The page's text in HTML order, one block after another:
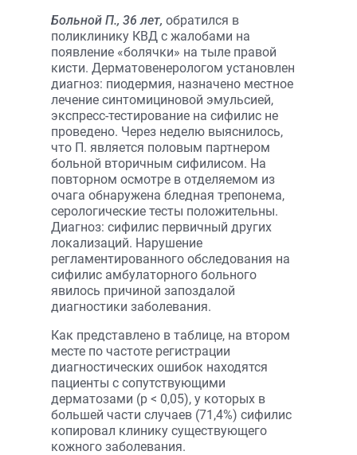
Больной П., 36 лет, обратился в
поликлинику КВД с жалобами на
появление «болячки» на тыле правой
кисти. Дерматовенерологом установлен
диагноз: пиодермия, назначено местное
лечение синтомициновой эмульсией,
экспресс-тестирование на сифилис не
проведено. Через неделю выяснилось,
что П. является половым партнером
больной вторичным сифилисом. На
повторном осмотре в отделяемом из
очага обнаружена бледная трепонема,
серологические тесты положительны.
Диагноз: сифилис первичный других
локализаций. Нарушение
регламентированного обследования на
сифилис амбулаторного больного
явилось причиной запоздалой
диагностики заболевания.
Как представлено в таблице, на втором
месте по частоте регистрации
диагностических ошибок находятся
пациенты с сопутствующими
дерматозами (р < 0,05), у которых в
большей части случаев (71,4%) сифилис
копировал клинику существующего
кожного заболевания.